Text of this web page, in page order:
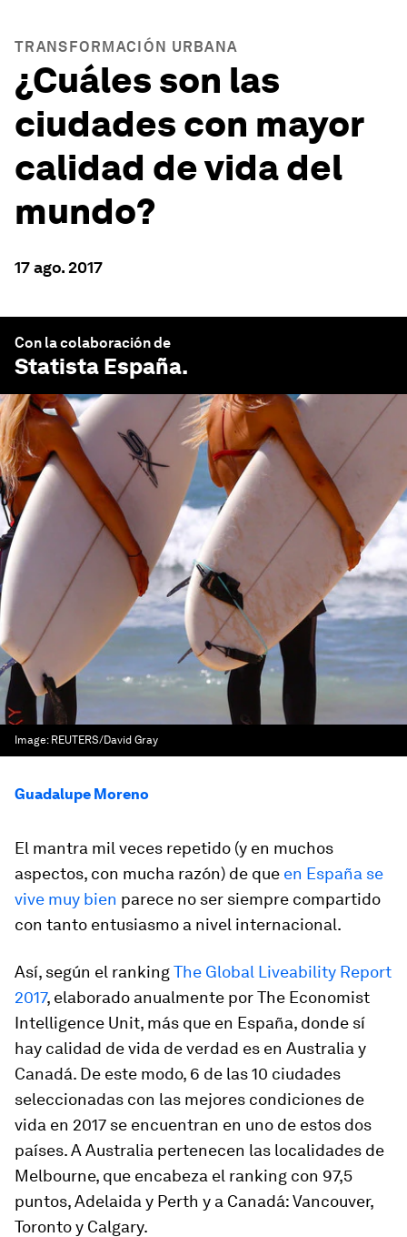
TRANSFORMACIÓN URBANA
¿Cuáles son las
ciudades con mayor
calidad de vida del
mundo?
17 ago. 2017
Con la colaboración de
Statista España.
Image: REUTERS/David Gray
Guadalupe Moreno
El mantra mil veces repetido (y en muchos
aspectos, con mucha razón) de que en España se
vive muy bien parece no ser siempre compartido
con tanto entusiasmo a nivel internacional.
Así, según el rankingThe Global Liveability Report
2017, elaborado anualmente por The Economist
Intelligence Unit, más que en España, donde sí
hay calidad de vida de verdad es en Australia y
Canadá. De este modo, 6 de las 10 ciudades
seleccionadas con las mejores condiciones de
vida en 2017 se encuentran en uno de estos dos
países. A Australia pertenecen las localidades de
Melbourne, que encabeza el ranking con 97,5
puntos, Adelaida y Perth y a Canadá: Vancouver,
Toronto y Calgary.